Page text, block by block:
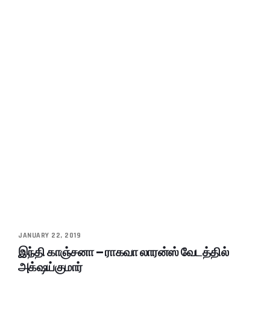
JANUARY 22, 2019
இந்தி காஞ்சனா – ராகவா லாரன்ஸ் வேடத்தில்
அக்‌ஷய்குமார்